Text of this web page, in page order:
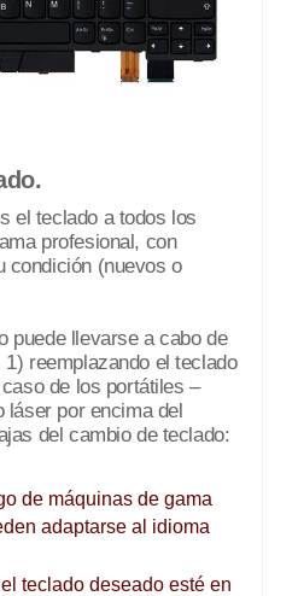
el teclado a todos los
profesional, con
condición (nuevos o
puede llevarse a cabo de
reemplazando el teclado
de los portátiles –
láser por encima del
del cambio de teclado:
de máquinas de gama
adaptarse al idioma
teclado deseado esté en